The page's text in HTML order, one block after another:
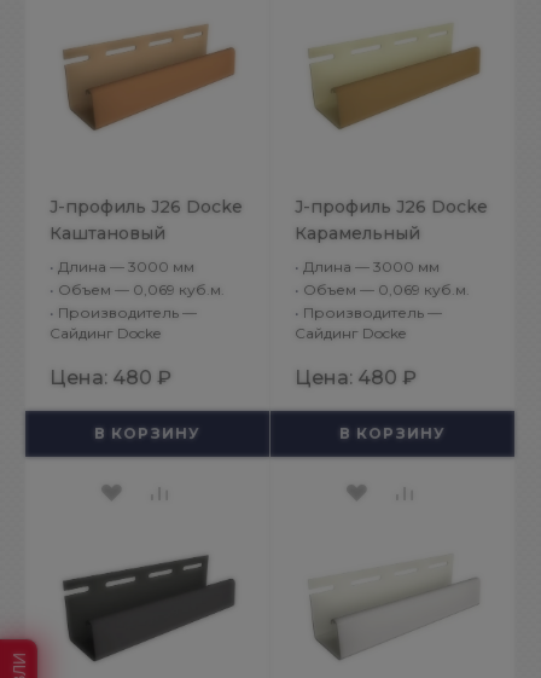
J-профиль J26 Docke
Каштановый
• Длина — 3000 мм
• Объем — 0,069 куб.м.
• Производитель —
Сайдинг Docke
Цена: 480 ₽
В КОРЗИНУ
J-профиль J26 Docke
Карамельный
• Длина — 3000 мм
• Объем — 0,069 куб.м.
• Производитель —
Сайдинг Docke
Цена: 480 ₽
В КОРЗИНУ